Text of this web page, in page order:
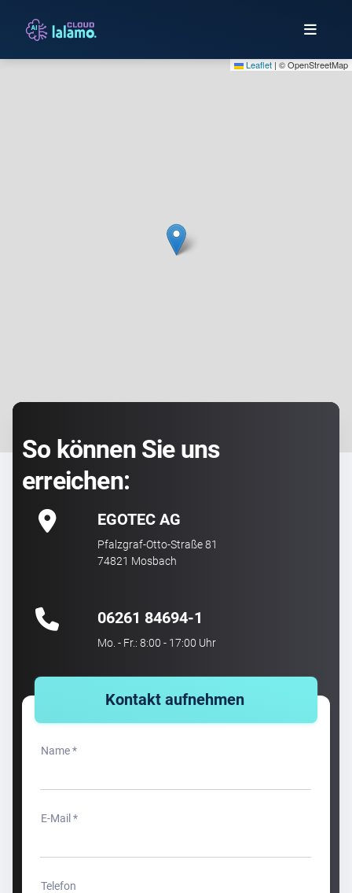
Leaflet | © OpenStreetMap
So können Sie uns
erreichen:
EGOTEC AG
Pfalzgraf-Otto-Straße 81
74821 Mosbach
06261 84694-1
Mo. - Fr.: 8:00 - 17:00 Uhr
Kontakt aufnehmen
Name *
E-Mail *
Telefon